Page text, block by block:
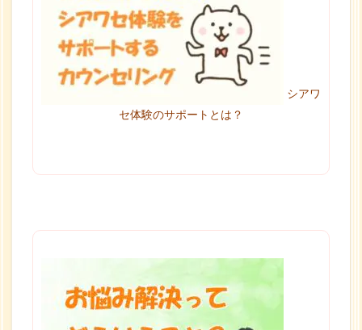
シアワ
セ体験のサポートとは？